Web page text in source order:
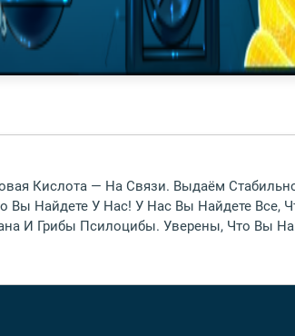
Кислота — На Связи. Выдаём
Вы Найдете У Нас! У Нас Вы Найдете
И Грибы Псилоцибы. Уверены, Что Вы